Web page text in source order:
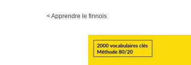
<Apprendre le finnois